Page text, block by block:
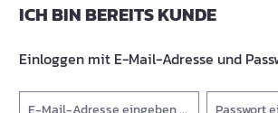
ICH BIN BEREITS KUNDE
Einloggen mit E-Mail-Adresse und